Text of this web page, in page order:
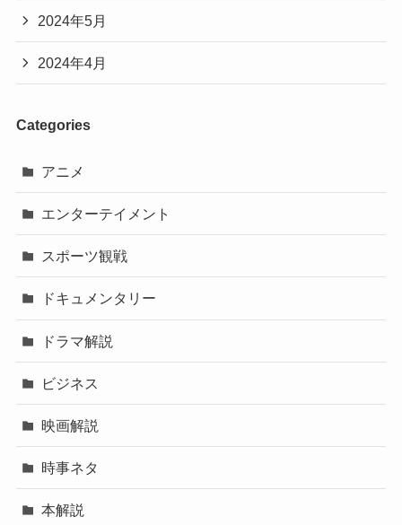
2024年5月
2024年4月
Categories
アニメ
エンターテイメント
スポーツ観戦
ドキュメンタリー
ドラマ解説
ビジネス
映画解説
時事ネタ
本解説